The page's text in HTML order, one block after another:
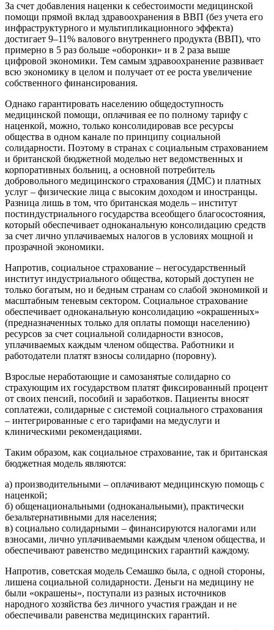
За счет добавления наценки к себестоимости медицинской
помощи прямой вклад здравоохранения в ВВП (без учета его
инфраструктурного и мультипликационного эффекта)
достигает 9–11% валового внутреннего продукта (ВВП), что
примерно в 5 раз больше «оборонки» и в 2 раза выше
цифровой экономики. Тем самым здравоохранение развивает
всю экономику в целом и получает от ее роста увеличение
собственного финансирования.
Однако гарантировать населению общедоступность
медицинской помощи, оплачивая ее по полному тарифу с
наценкой, можно, только консолидировав все ресурсы
общества в одном канале по принципу социальной
солидарности. Поэтому в странах с социальным страхованием
и британской бюджетной моделью нет ведомственных и
корпоративных больниц, а основной потребитель
добровольного медицинского страхования (ДМС) и платных
услуг – физические лица с высоким доходом и иностранцы.
Разница лишь в том, что британская модель – институт
постиндустриального государства всеобщего благосостояния,
который обеспечивает одноканальную консолидацию средств
за счет лично уплачиваемых налогов в условиях мощной и
прозрачной экономики.
Напротив, социальное страхование – негосударственный
институт индустриального общества, который доступен не
только богатым, но и бедным странам со слабой экономикой и
масштабным теневым сектором. Социальное страхование
обеспечивает одноканальную консолидацию «окрашенных»
(предназначенных только для оплаты помощи населению)
ресурсов за счет социальной солидарности взносов,
уплачиваемых каждым членом общества. Работники и
работодатели платят взносы солидарно (поровну).
Взрослые неработающие и самозанятые солидарно со
страхующим их государством платят фиксированный процент
от своих пенсий, пособий и заработков. Пациенты вносят
соплатежи, солидарные с системой социального страхования
– интегрированные с его тарифами на медуслуги и
клиническими рекомендациями.
Таким образом, как социальное страхование, так и британская
бюджетная модель являются:
а) производительными – оплачивают медицинскую помощь с
наценкой;
б) общенациональными (одноканальными), практически
безальтернативными для населения;
в) социально солидарными – финансируются налогами или
взносами, лично уплачиваемыми каждым членом общества, и
обеспечивают равенство медицинских гарантий каждому.
Напротив, советская модель Семашко была, с одной стороны,
лишена социальной солидарности. Деньги на медицину не
были «окрашены», поступали из разных источников
народного хозяйства без личного участия граждан и не
обеспечивали равенства медицинских гарантий.